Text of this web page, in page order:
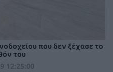
που δεν ξέχασε το
του
12:25:00